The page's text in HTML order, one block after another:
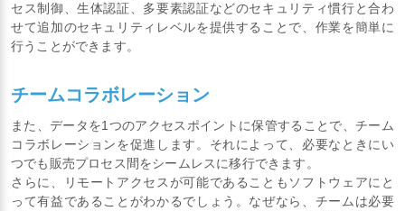
セス制御、生体認証、多要素認証などのセキュリティ慣行と合わ
せて追加のセキュリティレベルを提供することで、作業を簡単に
行うことができます。
チームコラボレーション
また、データを1つのアクセスポイントに保管することで、チーム
コラボレーションを促進します。それによって、必要なときにい
つでも販売プロセス間をシームレスに移行できます。
さらに、リモートアクセスが可能であることもソフトウェアにと
って有益であることがわかるでしょう。なぜなら、チームは必要